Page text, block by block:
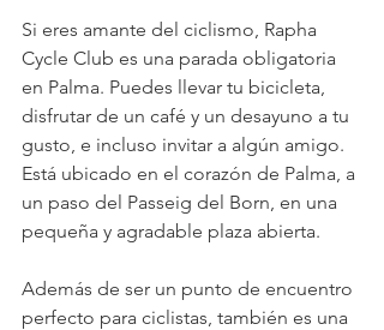
Si eres amante del ciclismo, Rapha
Cycle Club es una parada obligatoria
en Palma. Puedes llevar tu bicicleta,
disfrutar de un café y un desayuno a tu
gusto, e incluso invitar a algún amigo.
Está ubicado en el corazón de Palma, a
un paso del Passeig del Born, en una
pequeña y agradable plaza abierta.
Además de ser un punto de encuentro
perfecto para ciclistas, también es una